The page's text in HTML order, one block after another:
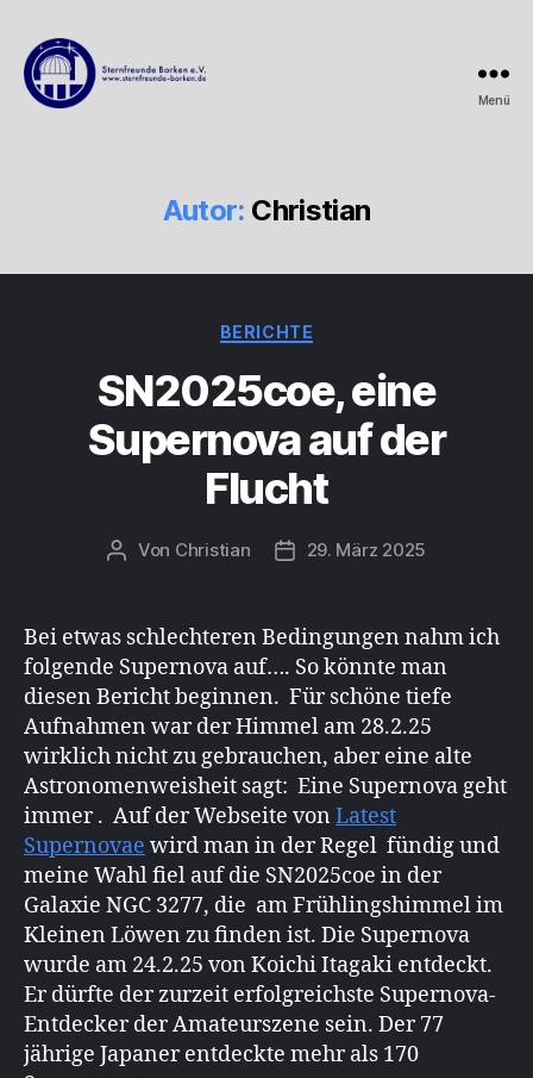
Menü
Autor: Christian
Kategorien
BERICHTE
SN2025coe, eine
Supernova auf der
Flucht
Beitragsautor
Von Christian Beitragsdatum
29. März 2025
Bei etwas schlechteren Bedingungen nahm ich
folgende Supernova auf…. So könnte man
diesen Bericht beginnen. Für schöne tiefe
Aufnahmen war der Himmel am 28.2.25
wirklich nicht zu gebrauchen, aber eine alte
Astronomenweisheit sagt: Eine Supernova geht
immer . Auf der Webseite von Latest
Supernovae wird man in der Regel fündig und
meine Wahl fiel auf die SN2025coe in der
Galaxie NGC 3277, die am Frühlingshimmel im
Kleinen Löwen zu finden ist. Die Supernova
wurde am 24.2.25 von Koichi Itagaki entdeckt.
Er dürfte der zurzeit erfolgreichste Supernova-
Entdecker der Amateurszene sein. Der 77
jährige Japaner entdeckte mehr als 170